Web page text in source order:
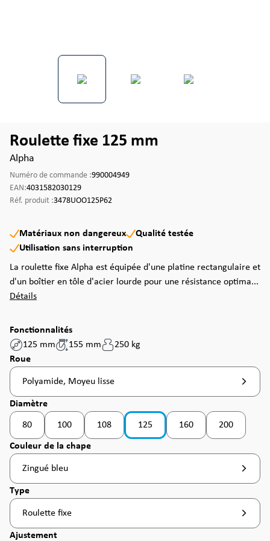
Roulette fixe 125 mm
Alpha
Numéro de commande :990004949
EAN:4031582030129
Réf. produit :3478UOO125P62
Matériaux non dangereux
Qualité testée
Utilisation sans interruption
La roulette fixe Alpha est équipée d'une platine rectangulaire et
d'un boîtier en tôle d'acier lourde pour une résistance optima...
Détails
Fonctionnalités
125 mm
155 mm
250 kg
Sélectionnez
Roue
Polyamide, Moyeu lisse
Sélectionnez
Diamètre
80 100 108
(Cette option n'est pas disponible pour le
125 160
(Cette option n'est pas
200
(Cette
Sélectionnez
Couleur de la chape
Zingué bleu
Sélectionnez
Type
Roulette fixe
Sélectionnez
Ajustement